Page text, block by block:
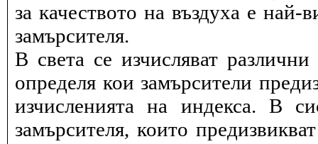
за качеството на въздуха е
замърсителя.
В света се изчисляват
определя кои замърсители
изчисленията на индекса. В
замърсителя, които